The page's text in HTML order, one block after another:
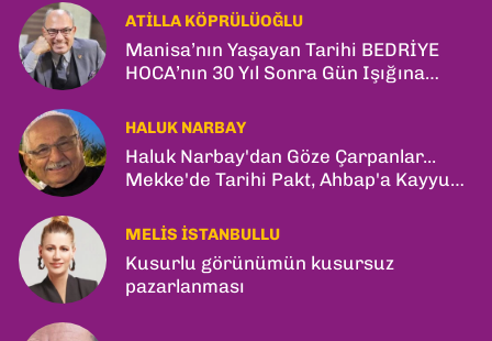
ATILLA KÖPRÜLÜOĞLU
Manisa’nın Yaşayan Tarihi BEDRİYE
HOCA’nın 30 Yıl Sonra Gün Işığına
HALUK NARBAY
Haluk Narbay'dan Göze Çarpanlar...
Mekke'de Tarihi Pakt, Ahbap'a Kayyum
MELIS İSTANBULLU
Kusurlu görünümün kusursuz
pazarlanması